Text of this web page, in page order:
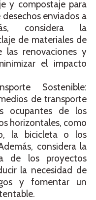
y compostaje para
enviados a
considera la
de materiales de
las renovaciones y
el impacto
Sostenible:
de transporte
ocupantes de los
horizontales, como
la bicicleta o los
considera la
de los proyectos
la necesidad de
y fomentar un